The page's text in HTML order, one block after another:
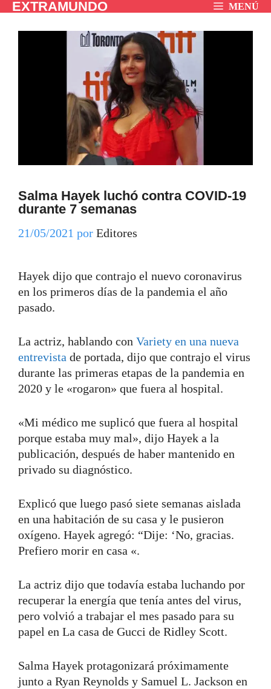
SaltarEXTRAMUNDO MENÚ
Salma Hayek luchó contra COVID-19
durante 7 semanas
21/05/2021 por Editores
Hayek dijo que contrajo el nuevo coronavirus
en los primeros días de la pandemia el año
pasado.
La actriz, hablando con Variety en una nueva
entrevista de portada, dijo que contrajo el virus
durante las primeras etapas de la pandemia en
2020 y le «rogaron» que fuera al hospital.
«Mi médico me suplicó que fuera al hospital
porque estaba muy mal», dijo Hayek a la
publicación, después de haber mantenido en
privado su diagnóstico.
Explicó que luego pasó siete semanas aislada
en una habitación de su casa y le pusieron
oxígeno. Hayek agregó: “Dije: ‘No, gracias.
Prefiero morir en casa «.
La actriz dijo que todavía estaba luchando por
recuperar la energía que tenía antes del virus,
pero volvió a trabajar el mes pasado para su
papel en La casa de Gucci de Ridley Scott.
Salma Hayek protagonizará próximamente
junto a Ryan Reynolds y Samuel L. Jackson en